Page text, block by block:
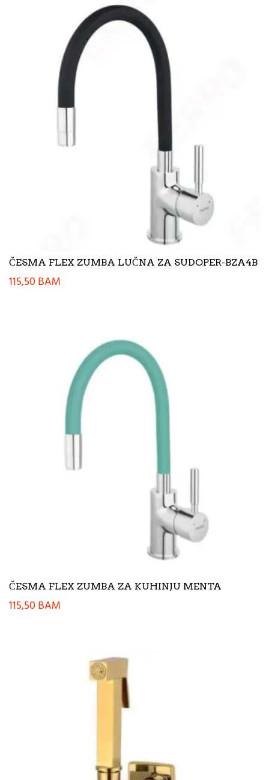
ČESMA FLEX ZUMBA LUČNA ZA SUDOPER-BZA4B
115,50BAM
ČESMA FLEX ZUMBA ZA KUHINJU MENTA
115,50BAM